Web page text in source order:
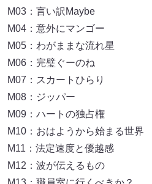
M03：言い訳Maybe
M04：意外にマンゴー
M05：わがままな流れ星
M06：完璧ぐーのね
M07：スカートひらり
M08：ジッパー
M09：ハートの独占権
M10：おはようから始まる世界
M11：法定速度と優越感
M12：波が伝えるもの